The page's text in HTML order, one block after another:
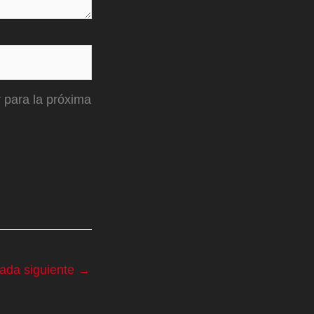
la próxima
siguiente →